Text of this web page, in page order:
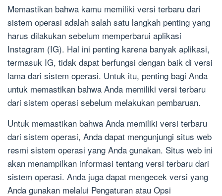
Memastikan bahwa kamu memiliki versi terbaru dari
sistem operasi adalah salah satu langkah penting yang
harus dilakukan sebelum memperbarui aplikasi
Instagram (IG). Hal ini penting karena banyak aplikasi,
termasuk IG, tidak dapat berfungsi dengan baik di versi
lama dari sistem operasi. Untuk itu, penting bagi Anda
untuk memastikan bahwa Anda memiliki versi terbaru
dari sistem operasi sebelum melakukan pembaruan.
Untuk memastikan bahwa Anda memiliki versi terbaru
dari sistem operasi, Anda dapat mengunjungi situs web
resmi sistem operasi yang Anda gunakan. Situs web ini
akan menampilkan informasi tentang versi terbaru dari
sistem operasi. Anda juga dapat mengecek versi yang
Anda gunakan melalui Pengaturan atau Opsi